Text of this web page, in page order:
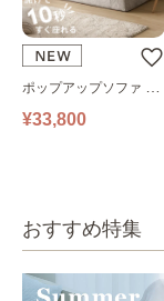
ポップアップソファ ソ
ファ フロアソファ 幅14
¥33,800
おすすめ特集